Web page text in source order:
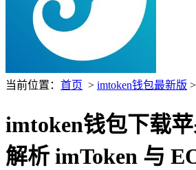
当前位置： 首页 > imtoken钱包最新版
imtoken钱包下载
解析 imToken 与